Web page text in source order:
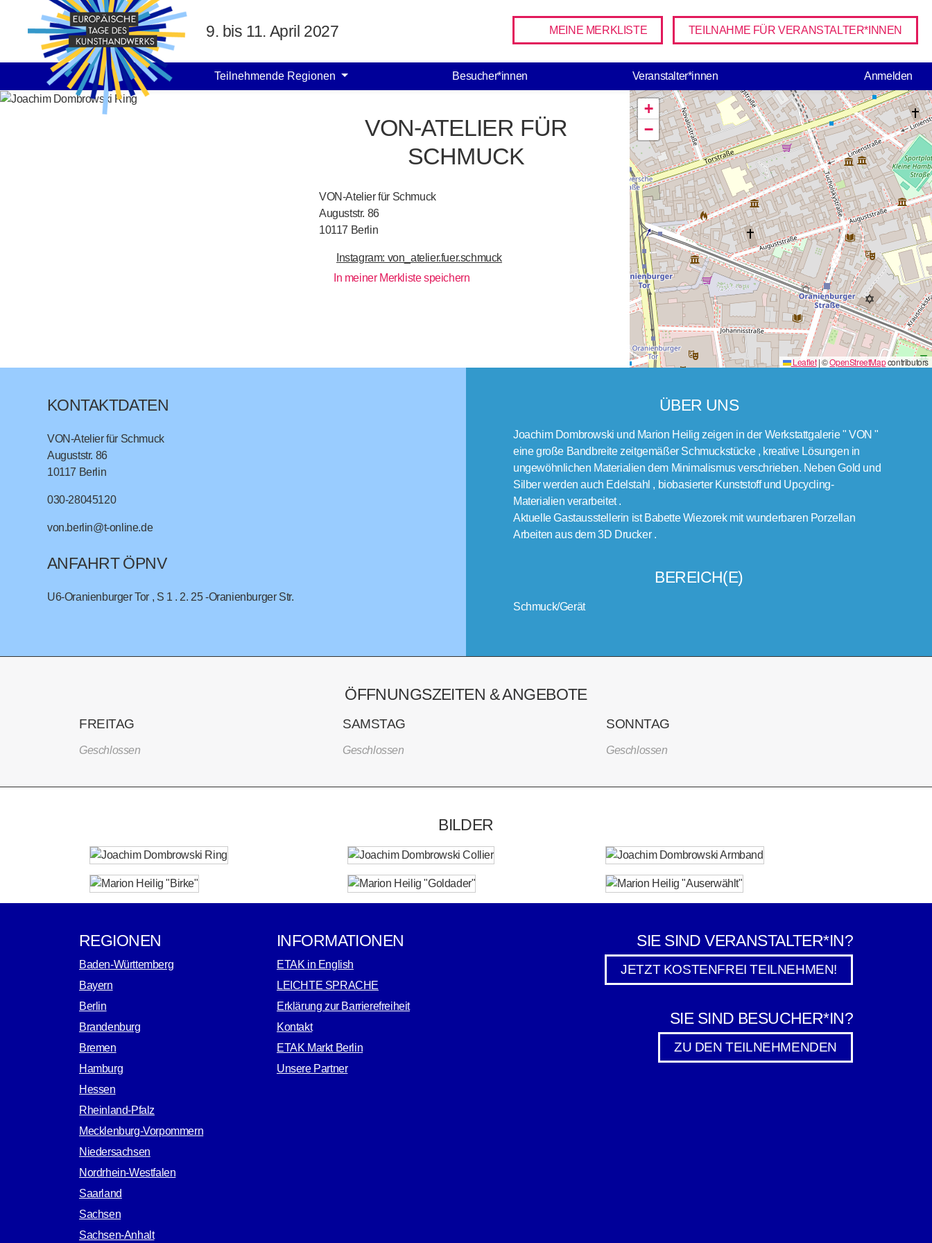
Direkt zum Inhalt
9. bis 11. April 2027 Instagram
MEINE MERKLISTE TEILNAHME FÜR VERANSTALTER*INNEN
MAIN NAVIGATION Teilnehmende Regionen Besucher*innen Veranstalter*innen USER
Anmelden
VON-ATELIER FÜR
SCHMUCK
VON-Atelier für Schmuck
Auguststr. 86
10117 Berlin
Instagram: von_atelier.fuer.schmuck
In meiner Merkliste speichern
+
−
Leaflet |©OpenStreetMapcontributors
KONTAKTDATEN
VON-Atelier für Schmuck
Auguststr. 86
10117 Berlin
030-28045120
von.berlin@t-online.de
ANFAHRT ÖPNV
U6-Oranienburger Tor , S 1 . 2. 25 -Oranienburger Str.
ÜBER UNS
Joachim Dombrowski und Marion Heilig zeigen in der Werkstattgalerie " VON "
eine große Bandbreite zeitgemäßer Schmuckstücke , kreative Lösungen in
ungewöhnlichen Materialien dem Minimalismus verschrieben. Neben Gold und
Silber werden auch Edelstahl , biobasierter Kunststoff und Upcycling-
Materialien verarbeitet .
Aktuelle Gastausstellerin ist Babette Wiezorek mit wunderbaren Porzellan
Arbeiten aus dem 3D Drucker .
BEREICH(E)
Schmuck/Gerät
ÖFFNUNGSZEITEN & ANGEBOTE
FREITAG
Geschlossen
SAMSTAG
Geschlossen
SONNTAG
Geschlossen
BILDER
REGIONEN
Baden-Württemberg
Bayern
Berlin
Brandenburg
Bremen
Hamburg
Hessen
Rheinland-Pfalz
Mecklenburg-Vorpommern
Niedersachsen
Nordrhein-Westfalen
Saarland
Sachsen
Sachsen-Anhalt
INFORMATIONEN
ETAK in English
LEICHTE SPRACHE
Erklärung zur Barrierefreiheit
Kontakt
ETAK Markt Berlin
Unsere Partner
SIE SIND VERANSTALTER*IN?
JETZT KOSTENFREI TEILNEHMEN!
SIE SIND BESUCHER*IN?
ZU DEN TEILNEHMENDEN